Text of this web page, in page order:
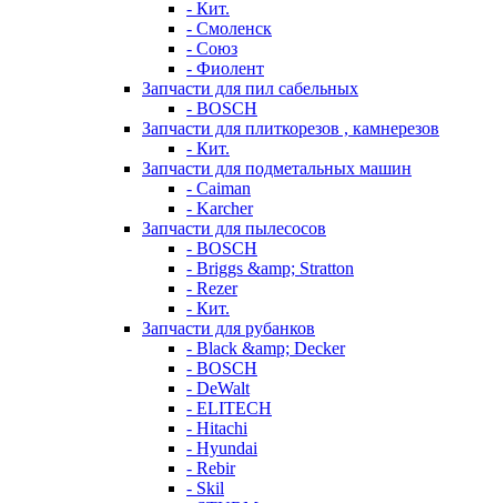
- Кит.
- Смоленск
- Союз
- Фиолент
Запчасти для пил сабельных
- BOSCH
Запчасти для плиткорезов , камнерезов
- Кит.
Запчасти для подметальных машин
- Caiman
- Karcher
Запчасти для пылесосов
- BOSCH
- Briggs &amp; Stratton
- Rezer
- Кит.
Запчасти для рубанков
- Black &amp; Decker
- BOSCH
- DeWalt
- ELITECH
- Hitachi
- Hyundai
- Rebir
- Skil